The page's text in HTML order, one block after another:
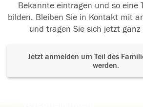
Bekannte eintragen und so eine
bilden. Bleiben Sie in Kontakt mit
und tragen Sie sich jetzt
Jetzt anmelden um Teil des
werden.